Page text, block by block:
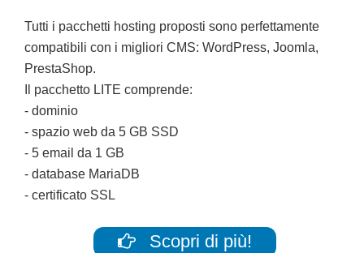
Tutti i pacchetti hosting proposti sono perfettamente
compatibili con i migliori CMS: WordPress, Joomla,
PrestaShop.
Il pacchetto LITE comprende:
- dominio
- spazio web da 5 GB SSD
- 5 email da 1 GB
- database MariaDB
- certificato SSL
Scopri di più!